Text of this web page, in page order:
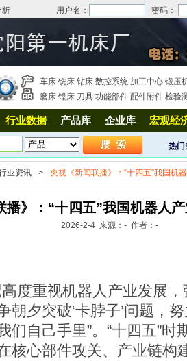
市场分析 用户名： 密码：
车床 铣床 钻床 数控系统 加工中心 锻压
磨床 镗床 刀具 功能部件 配件附件 检验
行业数据 产品库 企业库 宏观经
热门
业资讯 > 央视《新闻联播》：“十四五”我国机
播》：“十四五”我国机器人
2026-2-4 来源：- 作者：-
度重视机器人产业发展，
朝夕突破‘卡脖子’问题，
们自己手里”。“十四五”
核心部件攻关、产业链构